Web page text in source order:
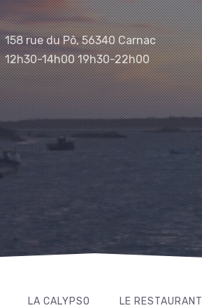
158 rue du Pô, 56340 Carnac
12h30-14h00 19h30-22h00
LA CALYPSO LE RESTAURANT